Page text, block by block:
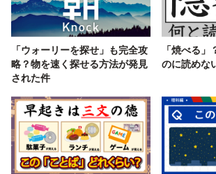
「ウォーリーを探せ」も完全攻
略？物を速く探せる方法が発見
された件
「焼べる
のに読めな